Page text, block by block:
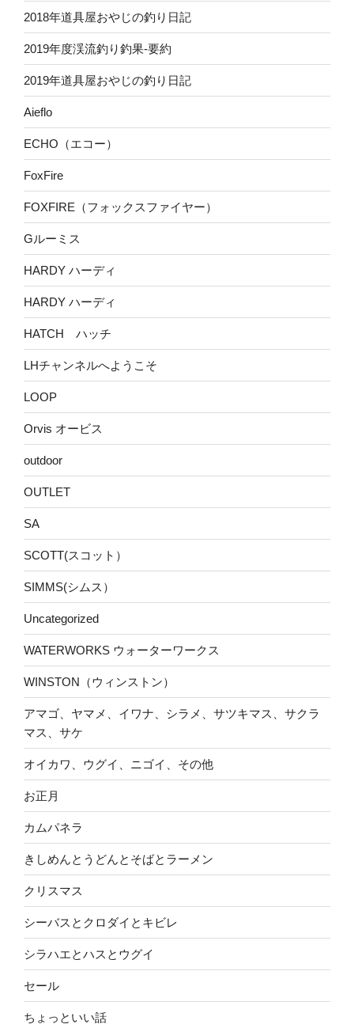
2018年道具屋おやじの釣り日記
2019年度渓流釣り釣果-要約
2019年道具屋おやじの釣り日記
Aieflo
ECHO（エコー）
FoxFire
FOXFIRE（フォックスファイヤー）
Gルーミス
HARDY ハーディ
HARDY ハーディ
HATCH ハッチ
LHチャンネルへようこそ
LOOP
Orvis オービス
outdoor
OUTLET
SA
SCOTT(スコット）
SIMMS(シムス）
Uncategorized
WATERWORKS ウォーターワークス
WINSTON（ウィンストン）
アマゴ、ヤマメ、イワナ、シラメ、サツキマス、サクラ
マス、サケ
オイカワ、ウグイ、ニゴイ、その他
お正月
カムパネラ
きしめんとうどんとそばとラーメン
クリスマス
シーバスとクロダイとキビレ
シラハエとハスとウグイ
セール
ちょっといい話